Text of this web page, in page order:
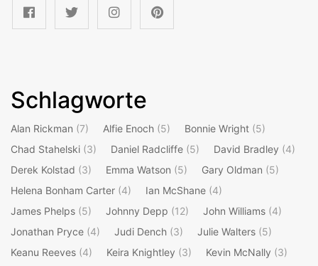
Schlagworte
Alan Rickman (7) Alfie Enoch (5) Bonnie Wright (5)
Chad Stahelski (3) Daniel Radcliffe (5) David Bradley (4)
Derek Kolstad (3) Emma Watson (5) Gary Oldman (5)
Helena Bonham Carter (4) Ian McShane (4)
James Phelps (5) Johnny Depp (12) John Williams (4)
Jonathan Pryce (4) Judi Dench (3) Julie Walters (5)
Keanu Reeves (4) Keira Knightley (3) Kevin McNally (3)